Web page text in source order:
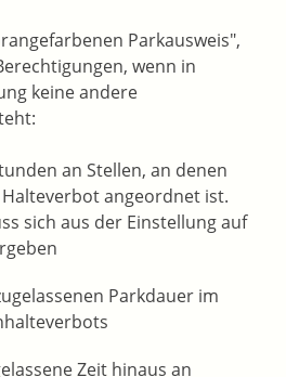
Parkausweis",
wenn in
keine andere
an Stellen, an denen
angeordnet ist.
sich aus der Einstellung auf
Parkdauer im
Zeit hinaus an